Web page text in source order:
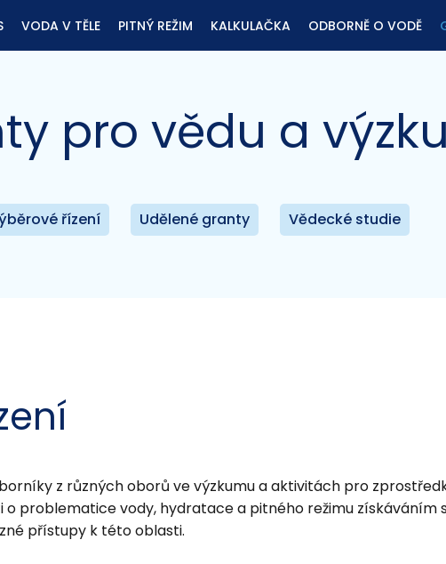
VODA V TĚLE PITNÝ REŽIM KALKULAČKA ODBORNĚ O VODĚ
pro vědu a
řízení Udělené granty Vědecké studie
z různých oborů ve výzkumu a aktivitách pro
problematice vody, hydratace a pitného režimu získáváním
přístupy k této oblasti.